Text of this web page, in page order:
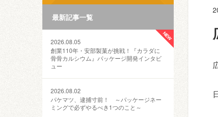
最新記事一覧
2026.08.05
創業110年・安部製菓が挑戦！『カラダに
骨骨カルシウム』パッケージ開発インタビ
ュー
2026.08.02
パケマツ、逮捕寸前！ ～パッケージネー
ミングで必ずやるべき1つのこと～